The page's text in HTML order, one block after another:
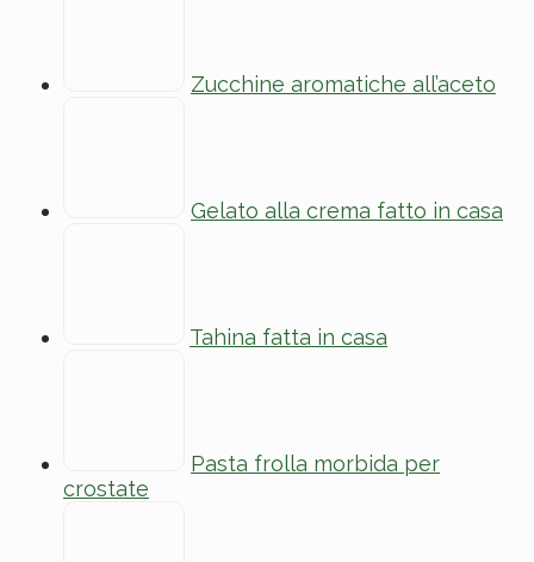
Zucchine aromatiche all’aceto
Gelato alla crema fatto in casa
Tahina fatta in casa
Pasta frolla morbida per
crostate